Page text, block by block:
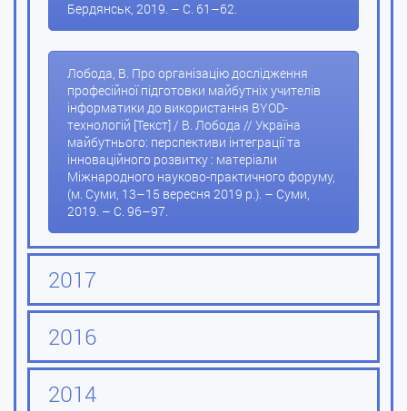
Бердянськ, 2019. – С. 61–62.
Лобода, В. Про організацію дослідження
професійної підготовки майбутніх учителів
інформатики до використання BYOD-
технологій [Текст] / В. Лобода // Україна
майбутнього: перспективи інтеграції та
інноваційного розвитку : матеріали
Міжнародного науково-практичного форуму,
(м. Суми, 13–15 вересня 2019 р.). – Суми,
2019. – С. 96–97.
2017
2016
2014